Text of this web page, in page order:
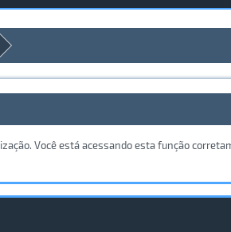
Você está acessando esta função